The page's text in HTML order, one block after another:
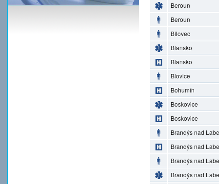
Beroun
Beroun
Bílovec
Blansko
Blansko
Blovice
Bohumín
Boskovice
Boskovice
Brandýs nad
Brandýs nad
Brandýs nad
Brandýs nad